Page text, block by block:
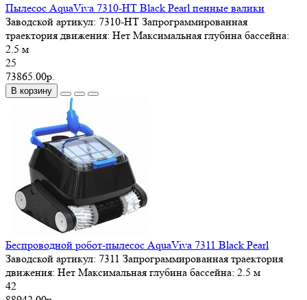
Пылесос AquaViva 7310-HT Black Pearl пенные валики
Заводской артикул: 7310-HT Запрограммированная
траектория движения: Нет Максимальная глубина бассейна:
2.5 м
25
73865.00р.
В корзину
Беспроводной робот-пылесос AquaViva 7311 Black Pearl
Заводской артикул: 7311 Запрограммированная траектория
движения: Нет Максимальная глубина бассейна: 2.5 м
42